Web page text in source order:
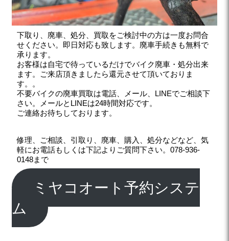
下取り、廃車、処分、買取をご検討中の方は一度お問合
せください。即日対応も致します。廃車手続きも無料で
承ります。
お客様は自宅で待っているだけでバイク廃車・処分出来
ます。ご来店頂きましたら還元させて頂いておりま
す。。
不要バイクの廃車買取は電話、メール、LINEでご相談下
さい。メールとLINEは24時間対応です。
ご連絡お待ちしております。
修理、ご相談、引取り、廃車、購入、処分などなど、気
軽にお電話もしくは下記よりご質問下さい。078-936-
0148まで
ミヤコオート予約システ
ム